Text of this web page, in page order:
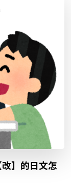
】的日文怎